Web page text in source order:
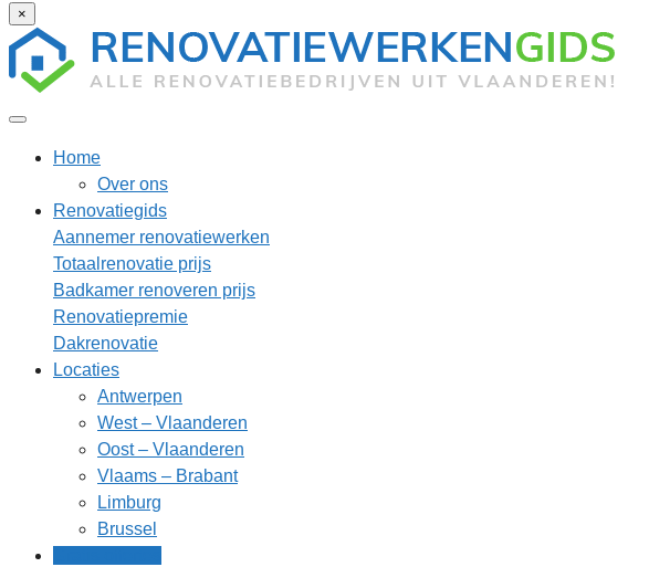
×
Home
Over ons
Renovatiegids
Aannemer renovatiewerken
Totaalrenovatie prijs
Badkamer renoveren prijs
Renovatiepremie
Dakrenovatie
Locaties
Antwerpen
West – Vlaanderen
Oost – Vlaanderen
Vlaams – Brabant
Limburg
Brussel